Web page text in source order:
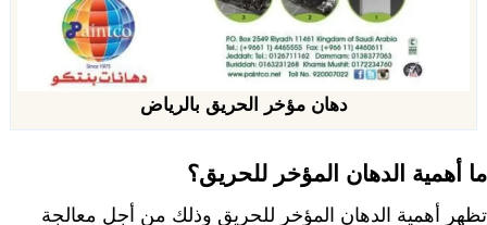
دهان مؤخر الحريق بالرياض
ما أهمية الدهان المؤخر للحريق؟
تظهر أهمية الدهان المؤخر للحريق وذلك من أجل معالجة